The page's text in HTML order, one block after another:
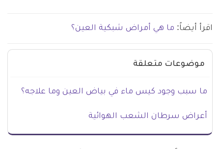
اقرأ أيضاً: ما هي أمراض شبكية العين؟
موضوعات متعلقة
ما سبب وجود كيس ماء في بياض العين وما علاجه؟
أعراض سرطان الشعب الهوائية